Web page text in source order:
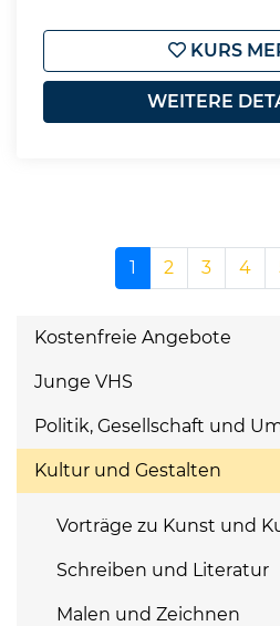
KURS
WEITERE
1 2 3 4
Kostenfreie Angebote
Junge VHS
Politik, Gesellschaft und
Kultur und Gestalten
Vorträge zu Kunst und
Schreiben und Literatur
Malen und Zeichnen